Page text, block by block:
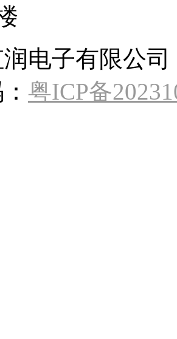
电子有限公
粤ICP备